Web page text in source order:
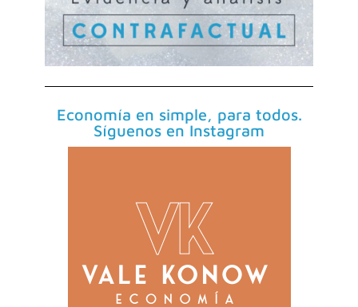
Economía en simple, para todos.
Síguenos en Instagram